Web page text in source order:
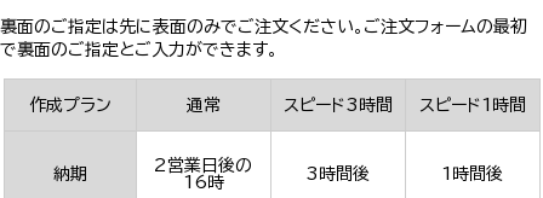
裏面のご指定は先に表面のみでご注文ください。ご注文フォームの最初
で裏面のご指定とご入力ができます。
作成プラン 通常 スピード3時間 スピード1時間
納期
2営業日後の
16時
3時間後 1時間後